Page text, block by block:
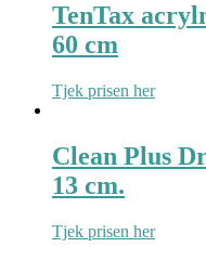
TenTax
60 cm
Tjek prisen her
Clean Plus
13 cm.
Tjek prisen her